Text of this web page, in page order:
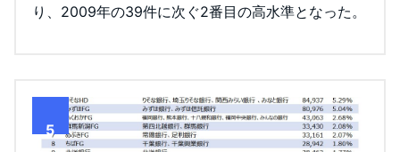
り、2009年の39件に次ぐ2番目の高水準となった。
5